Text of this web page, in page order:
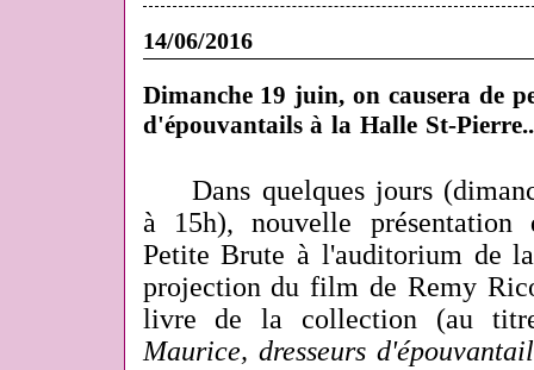
14/06/2016
Dimanche 19 juin, on causera de
d'épouvantails à la Halle St-
Dans quelques jours
à 15h), nouvelle
Petite Brute à l'auditorium de
projection du film de Remy
livre de la collection (au
Maurice, dresseurs